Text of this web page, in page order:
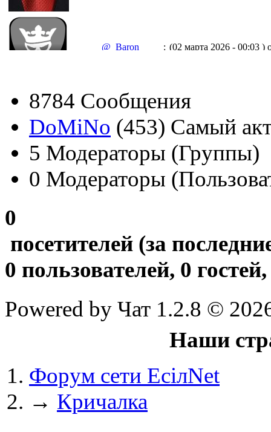
@ Baron : (02 марта 2026 - 00:03 )
@ Brainf4cker :
@ Baron : (20 мая 2025 - 11:51 )
@ IceMan : (02 мая 2025 - 16:14 )в
@ IceMan (02 мая 2025 - 16:14 )
@ paranoid : (29 марта 2025 - 23:18 )
8784 Сообщения
DoMiNo (453) Самый
5 Модераторы (Группы)
0 Модераторы
0
посетителей (за
0 пользователей, 0
Powered by Чат 1.2.8 ©
Наши
Форум сети EciлNet
→ Кричалка